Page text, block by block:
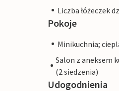
Liczba łóżeczek
Pokoje
Minikuchnia;
Salon z aneksem
(2 siedzenia)
Udogodnienia